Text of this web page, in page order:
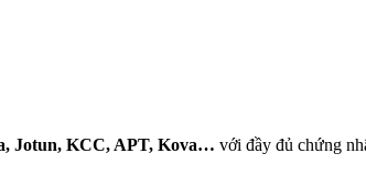
Jotun, KCC, APT, Kova… với đầy đủ chứng